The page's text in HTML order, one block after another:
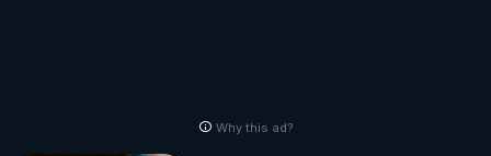
Why this ad?